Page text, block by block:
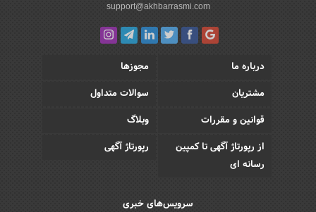
support@akhbarrasmi.com
درباره ما
مجوزها
مشتریان
سوالات متداول
قوانین و مقررات
وبلاگ
از رپورتاژ آگهی تا کمپین
رسانه ای
رپورتاژ آگهی
سرویس‌های خبری